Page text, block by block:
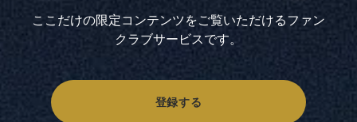
ここだけの限定コンテンツをご覧いただけるファン
クラブサービスです。
登録する